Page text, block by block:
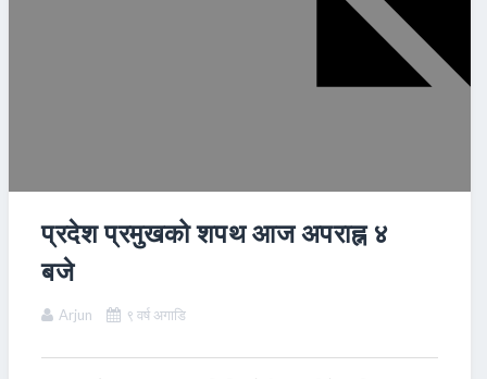
प्रदेश प्रमुखको शपथ आज अपराह्न ४
बजे
Arjun ९ वर्ष अगाडि